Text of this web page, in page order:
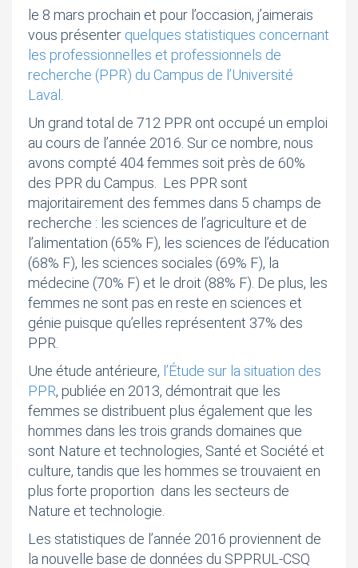
le 8 mars prochain et pour l’occasion, j’aimerais
vous présenter quelques statistiques concernant
les professionnelles et professionnels de
recherche (PPR) du Campus de l’Université
Laval
Un grand total de 712 PPR ont occupé un emploi
au cours de l’année 2016. Sur ce nombre, nous
avons compté 404 femmes soit près de 60%
des PPR du Campus. Les PPR sont
majoritairement des femmes dans 5 champs de
recherche : les sciences de l’agriculture et de
l’alimentation (65% F), les sciences de l’éducation
(68% F), les sciences sociales (69% F), la
médecine (70% F) et le droit (88% F). De plus, les
femmes ne sont pas en reste en sciences et
génie puisque qu’elles représentent 37% des
PPR.
Une étude antérieure, l’Étude sur la situation des
PPR, publiée en 2013, démontrait que les
femmes se distribuent plus également que les
hommes dans les trois grands domaines que
sont Nature et technologies, Santé et Société et
culture, tandis que les hommes se trouvaient en
plus forte proportion dans les secteurs de
Nature et technologie.
Les statistiques de l’année 2016 proviennent de
la nouvelle base de données du SPPRUL-CSQ